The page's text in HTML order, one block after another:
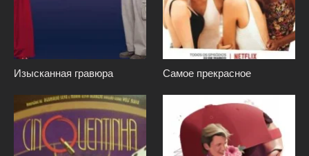
Изысканная гравюра Самое прекрасное